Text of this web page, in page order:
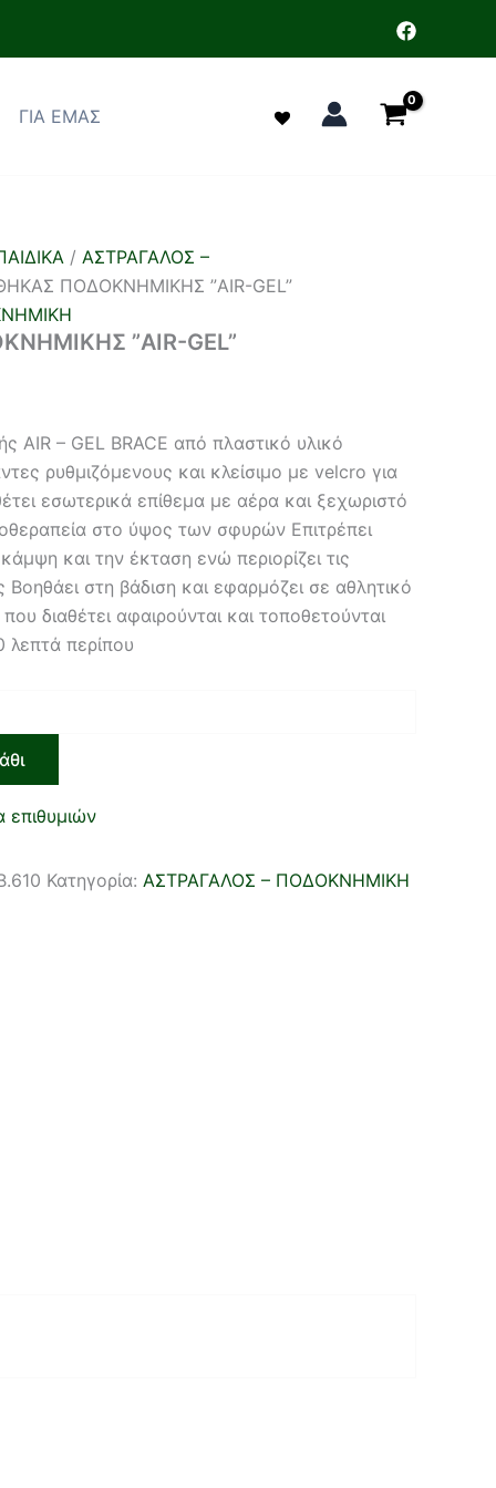
ΓΙΑ ΕΜΑΣ
/ ΑΣΤΡΑΓΑΛΟΣ –
ΠΟΔΟΚΝΗΜΙΚΗΣ ”AIR-GEL”
”AIR-GEL”
AIR – GEL BRACE από πλαστικό υλικό
ρυθμιζόμενους και κλείσιμο με velcro για
εσωτερικά επίθεμα με αέρα και ξεχωριστό
στο ύψος των σφυρών Επιτρέπει
και την έκταση ενώ περιορίζει τις
Βοηθάει στη βάδιση και εφαρμόζει σε αθλητικό
διαθέτει αφαιρούνται και τοποθετούνται
λεπτά περίπου
επιθυμιών
Κατηγορία: ΑΣΤΡΑΓΑΛΟΣ – ΠΟΔΟΚΝΗΜΙΚΗ